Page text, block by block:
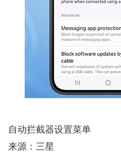
自动拦截器设置菜单
来源：三星